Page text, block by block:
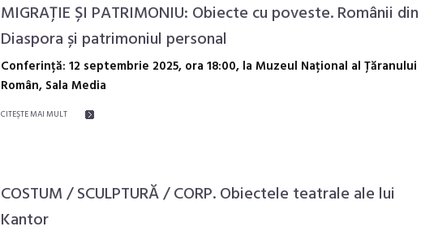
MIGRAȚIE ȘI PATRIMONIU: Obiecte cu poveste. Românii din
Diaspora și patrimoniul personal
Conferință: 12 septembrie 2025, ora 18:00, la Muzeul Național al Țăranului
Român, Sala Media
CITEŞTE MAI MULT
COSTUM / SCULPTURĂ / CORP. Obiectele teatrale ale lui
Kantor